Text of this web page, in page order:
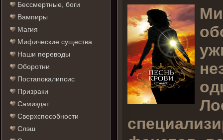
Бессмертные, боги
Вампиры
Магия
Мифические существа
Наши переводы
Оборотни
Постапокалипсис
Призраки
Самиздат
Сверхспособности
Слэш
М